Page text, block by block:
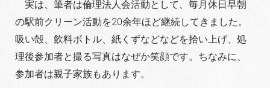
実は、筆者は倫理法人会活動として、毎月休日早朝
の駅前クリーン活動を20余年ほど継続してきました。
吸い殻、飲料ボトル、紙くずなどなどを拾い上げ、処
理後参加者と撮る写真はなぜか笑顔です。ちなみに、
参加者は親子家族もあります。